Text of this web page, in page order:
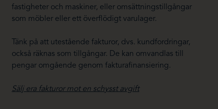
fastigheter och maskiner, eller omsättningstillgångar
som möbler eller ett överflödigt varulager.
Tänk på att utestående fakturor, dvs. kundfordringar,
också räknas som tillgångar. De kan omvandlas till
pengar omgående genom fakturafinansiering.
Sälj era fakturor mot en schysst avgift